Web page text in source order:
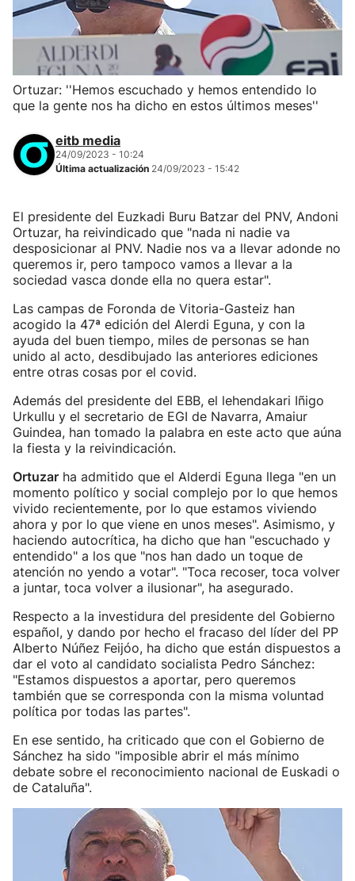
Ortuzar: ''Hemos escuchado y hemos entendido lo
que la gente nos ha dicho en estos últimos meses''
eitb media
24/09/2023 - 10:24
Última actualización 24/09/2023 - 15:42
El presidente del Euzkadi Buru Batzar del PNV, Andoni
Ortuzar, ha reivindicado que "nada ni nadie va
desposicionar al PNV. Nadie nos va a llevar adonde no
queremos ir, pero tampoco vamos a llevar a la
sociedad vasca donde ella no quera estar".
Las campas de Foronda de Vitoria-Gasteiz han
acogido la 47ª edición del Alerdi Eguna, y con la
ayuda del buen tiempo, miles de personas se han
unido al acto, desdibujado las anteriores ediciones
entre otras cosas por el covid.
Además del presidente del EBB, el lehendakari Iñigo
Urkullu y el secretario de EGI de Navarra, Amaiur
Guindea, han tomado la palabra en este acto que aúna
la fiesta y la reivindicación.
Ortuzar ha admitido que el Alderdi Eguna llega "en un
momento político y social complejo por lo que hemos
vivido recientemente, por lo que estamos viviendo
ahora y por lo que viene en unos meses". Asimismo, y
haciendo autocrítica, ha dicho que han "escuchado y
entendido" a los que "nos han dado un toque de
atención no yendo a votar". "Toca recoser, toca volver
a juntar, toca volver a ilusionar", ha asegurado.
Respecto a la investidura del presidente del Gobierno
español, y dando por hecho el fracaso del líder del PP
Alberto Núñez Feijóo, ha dicho que están dispuestos a
dar el voto al candidato socialista Pedro Sánchez:
"Estamos dispuestos a aportar, pero queremos
también que se corresponda con la misma voluntad
política por todas las partes".
En ese sentido, ha criticado que con el Gobierno de
Sánchez ha sido "imposible abrir el más mínimo
debate sobre el reconocimiento nacional de Euskadi o
de Cataluña".